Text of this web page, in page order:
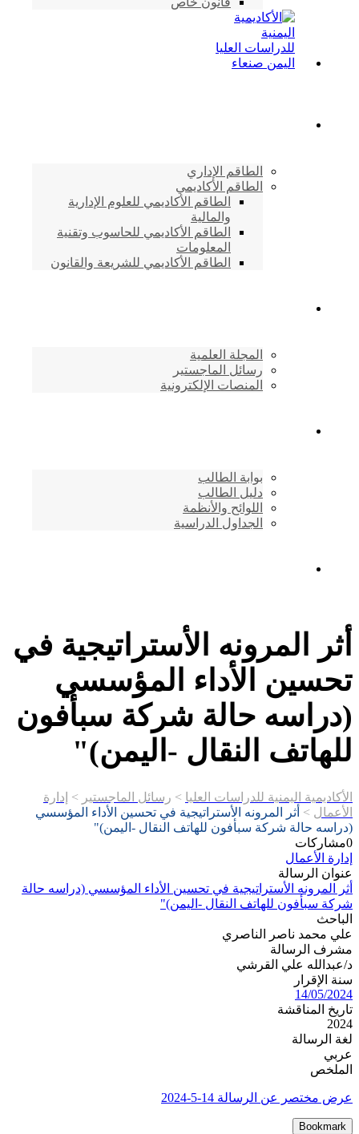
الطاقم الإداري
الطاقم الأكاديمي
الطاقم الأكاديمي للعلوم الإدارية
والمالية
الطاقم الأكاديمي للحاسوب وتقنية
المعلومات
الطاقم الأكاديمي للشريعة والقانون
المجلة العلمية
رسائل الماجستير
المنصات الإلكترونية
بوابة الطالب
دليل الطالب
اللوائح والأنظمة
الجداول الدراسية
أثر المرونه الأستراتيجية في
تحسين الأداء المؤسسي
(دراسه حالة شركة سبأفون
للهاتف النقال -اليمن)"
الأكاديمية اليمنية للدراسات العليا > رسائل الماجستير > إدارة
الأعمال > أثر المرونه الأستراتيجية في تحسين الأداء المؤسسي
(دراسه حالة شركة سبأفون للهاتف النقال -اليمن)"
0مشاركات
إدارة الأعمال
عنوان الرسالة
أثر المرونه الأستراتيجية في تحسين الأداء المؤسسي (دراسه حالة
شركة سبأفون للهاتف النقال -اليمن)"
الباحث
علي محمد ناصر الناصري
مشرف الرسالة
د/عبدالله علي القرشي
سنة الإقرار
14/05/2024
تاريخ المناقشة
2024
لغة الرسالة
عربي
الملخص
عرض مختصر عن الرسالة 14-5-2024
Bookmark